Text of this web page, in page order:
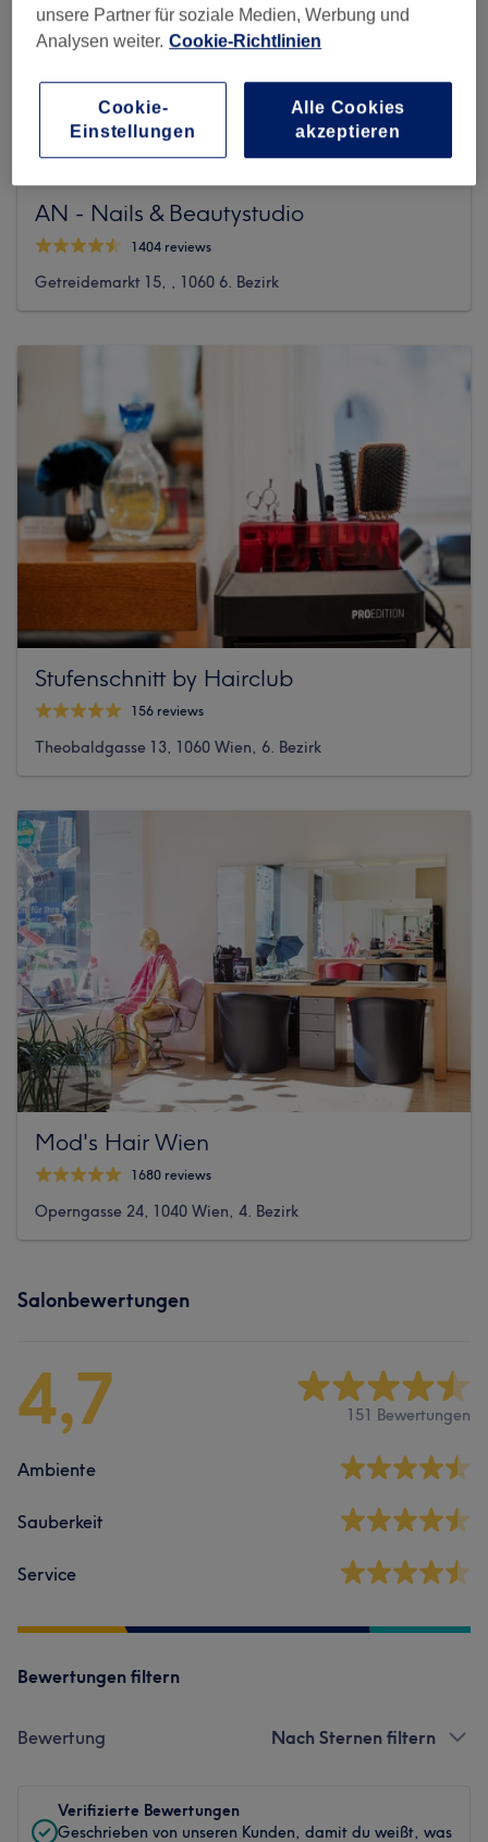
AN - Nails & Beautystudio
1404 reviews
Getreidemarkt 15, , 1060 6. Bezirk
Stufenschnitt by Hairclub
156 reviews
Theobaldgasse 13, 1060 Wien, 6. Bezirk
Mod's Hair Wien
1680 reviews
Operngasse 24, 1040 Wien, 4. Bezirk
Salonbewertungen
4,7 151 Bewertungen
Ambiente
Sauberkeit
Service
Bewertungen filtern
Bewertung Nach Sternen filtern
Verifizierte Bewertungen
Geschrieben von unseren Kunden, damit du weißt, was
unsere Partner für soziale Medien, Werbung und
Analysen weiter. Cookie-Richtlinien
Alle Cookies
akzeptieren
Cookie-
Einstellungen